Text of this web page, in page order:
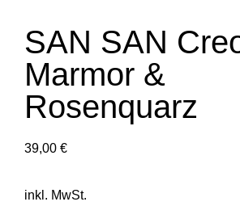
SAN SAN
Marmor &
Rosenquarz
39,00 €
inkl. MwSt.